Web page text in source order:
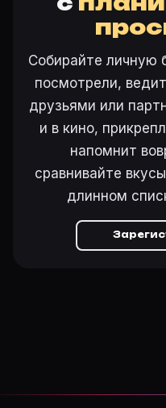
Собирайте личную
посмотрели,
друзьями или
и в кино,
напомнит
сравнивайте
длинном